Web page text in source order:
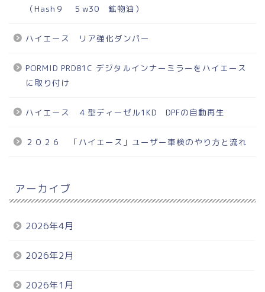
（Hash９ ５w30 鉱物油）
ハイエース リア強化ダンパー
PORMID PRD81C デジタルインナーミラーをハイエース
に取り付け
ハイエース ４型ディーゼル1KD DPFの自動再生
２０２６ 「ハイエース」ユーザー車検のやり方と流れ
アーカイブ
2026年4月
2026年2月
2026年1月